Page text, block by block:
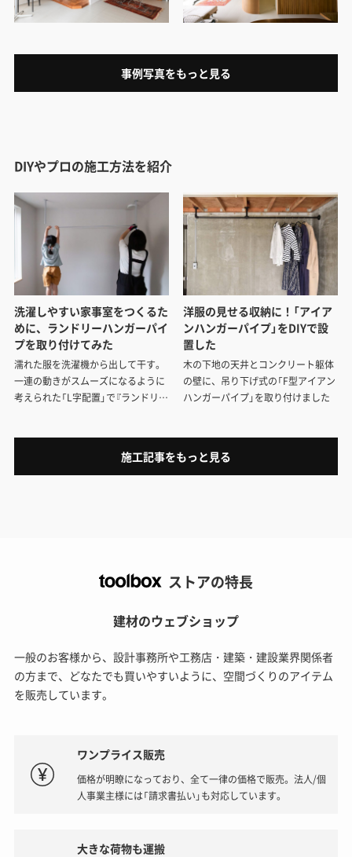
事例写真をもっと見る
DIYやプロの施工方法を紹介
洗濯しやすい家事室をつくるた
めに、ランドリーハンガーパイ
プを取り付けてみた
濡れた服を洗濯機から出して干す。
一連の動きがスムーズになるように
考えられた「L字配置」で『ランドリー
洋服の見せる収納に！「アイア
ンハンガーパイプ」をDIYで設
置した
木の下地の天井とコンクリート躯体
の壁に、吊り下げ式の「F型アイアン
ハンガーパイプ」を取り付けました
施工記事をもっと見る
ストアの特長
建材のウェブショップ
一般のお客様から、設計事務所や工務店・建築・建設業界関係者
の方まで、どなたでも買いやすいように、空間づくりのアイテム
を販売しています。
ワンプライス販売
価格が明瞭になっており、全て一律の価格で販売。法人/個
人事業主様には「請求書払い」も対応しています。
大きな荷物も運搬